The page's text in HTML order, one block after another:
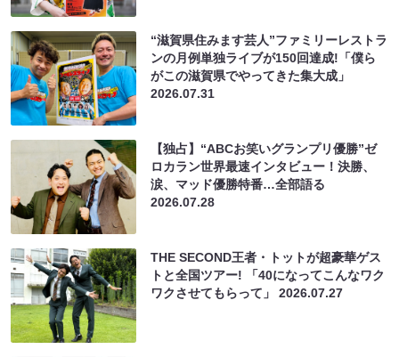
“滋賀県住みます芸人”ファミリーレストラ
ンの月例単独ライブが150回達成!「僕ら
がこの滋賀県でやってきた集大成」
2026.07.31
【独占】“ABCお笑いグランプリ優勝”ゼ
ロカラン世界最速インタビュー！決勝、
涙、マッド優勝特番…全部語る
2026.07.28
THE SECOND王者・トットが超豪華ゲス
トと全国ツアー! 「40になってこんなワク
ワクさせてもらって」2026.07.27